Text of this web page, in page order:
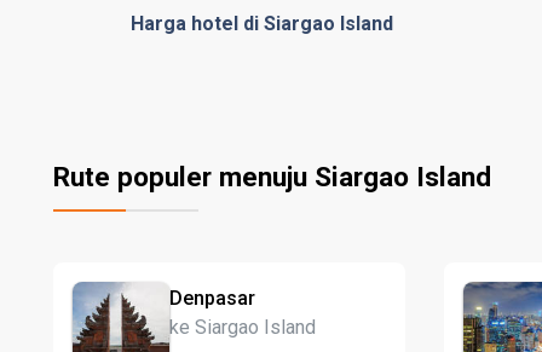
Harga hotel di Siargao Island
Rute populer menuju Siargao Island
Denpasar
ke Siargao Island